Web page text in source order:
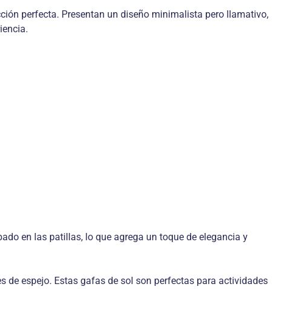
perfecta. Presentan un diseño minimalista pero llamativo,
en las patillas, lo que agrega un toque de elegancia y
de espejo. Estas gafas de sol son perfectas para actividades